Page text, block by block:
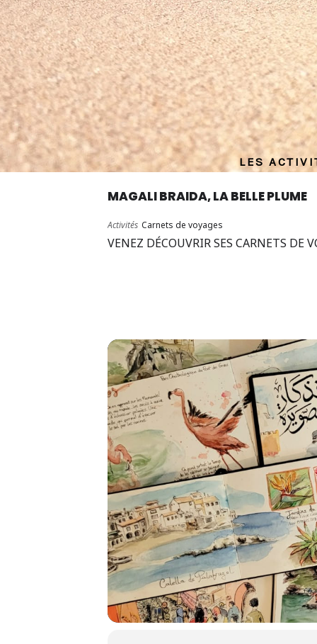
LES
MAGALI BRAIDA, LA BELLE PLUME
Activités Carnets de voyages
VENEZ DÉCOUVRIR SES CARNETS DE